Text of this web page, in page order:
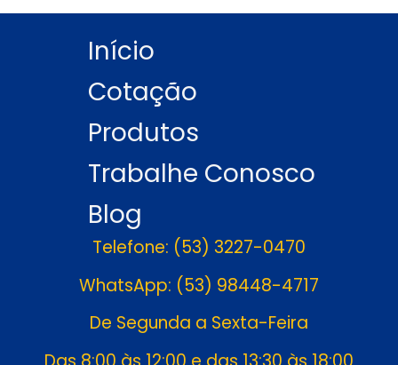
Início
Cotação
Produtos
Trabalhe Conosco
Blog
Telefone: (53) 3227-0470
WhatsApp: (53) 98448-4717
De Segunda a Sexta-Feira